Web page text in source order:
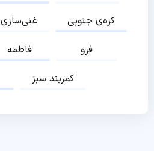
غنی‌سازی
کره‌ی جنوبی
فاطمه
فرو
کمربند سبز